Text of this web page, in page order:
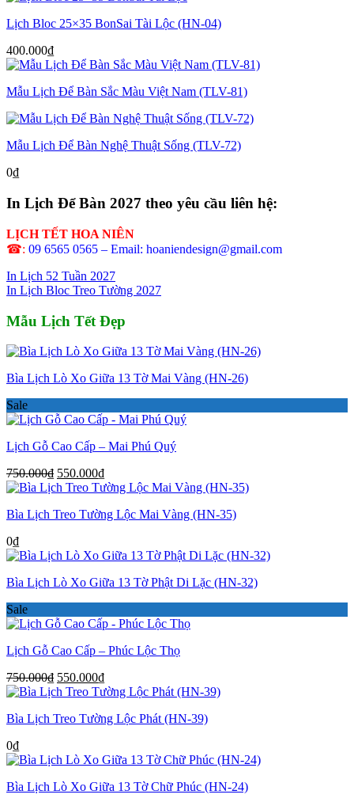
Lịch Bloc 25×35 BonSai Tài Lộc (HN-04)
400.000₫
Mẫu Lịch Để Bàn Sắc Màu Việt Nam (TLV-81)
Mẫu Lịch Để Bàn Nghệ Thuật Sống (TLV-72)
0₫
In Lịch Để Bàn 2027 theo yêu cầu liên hệ:
LỊCH TẾT HOA NIÊN
☎: 09 6565 0565 – Email: hoaniendesign@gmail.com
In Lịch 52 Tuần 2027
In Lịch Bloc Treo Tường 2027
Mẫu Lịch Tết Đẹp
Bìa Lịch Lò Xo Giữa 13 Tờ Mai Vàng (HN-26)
Sale
Lịch Gỗ Cao Cấp – Mai Phú Quý
750.000₫ Giá
gốc
750.000₫.
550.000₫Giá
hiện
là:
Bìa Lịch Treo Tường Lộc Mai Vàng (HN-35)
0₫
Bìa Lịch Lò Xo Giữa 13 Tờ Phật Di Lặc (HN-32)
Sale
Lịch Gỗ Cao Cấp – Phúc Lộc Thọ
750.000₫ Giá
gốc
750.000₫.
550.000₫Giá
hiện
là:
Bìa Lịch Treo Tường Lộc Phát (HN-39)
0₫
Bìa Lịch Lò Xo Giữa 13 Tờ Chữ Phúc (HN-24)